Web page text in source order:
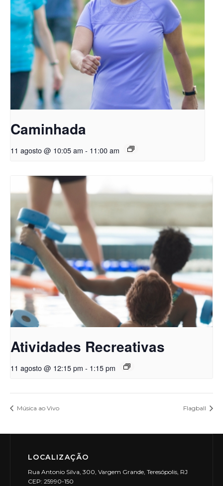
Caminhada
11 agosto @ 10:05 am - 11:00 am
Atividades Recreativas
11 agosto @ 12:15 pm - 1:15 pm
Música ao Vivo Flagball
LOCALIZAÇÃO
Rua Antonio Silva, 300, Vargem Grande, Teresópolis, RJ
CEP: 25990-150